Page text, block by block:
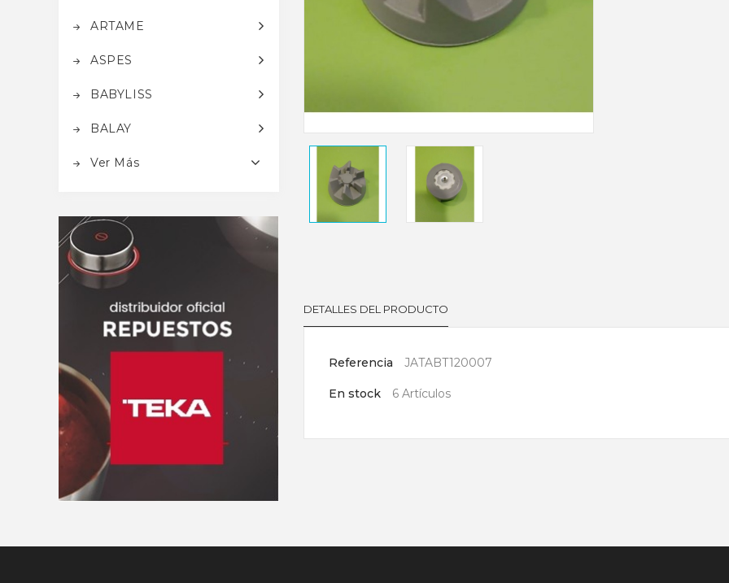
ARTAME
ASPES
BABYLISS
BALAY
Ver Más
DETALLES DEL PRODUCTO
Referencia JATABT120007
En stock 6 Artículos